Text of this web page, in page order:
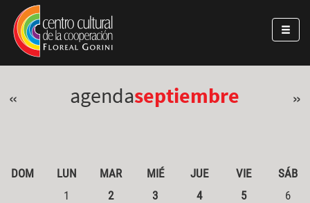
Pasar al contenido principal
Jump to main content
« agendaseptiembre »
DOM LUN MAR MIÉ JUE VIE
SÁB
1
2 3 4 5
6